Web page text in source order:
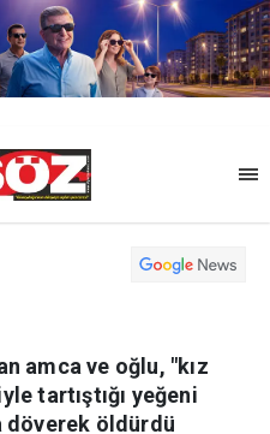
amca ve oğlu, "kız
tartıştığı yeğeni
döverek öldürdü